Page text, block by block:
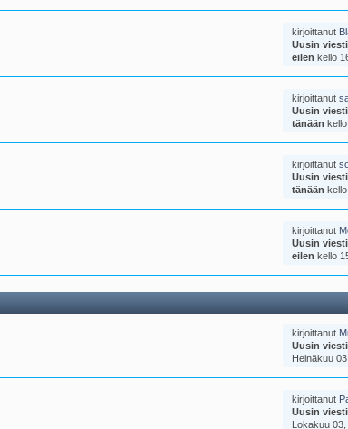
kirjoittanut
Uusin viesti
eilen kello
kirjoittanut
Uusin viesti
tänään
kirjoittanut
Uusin viesti
tänään
kirjoittanut
Uusin viesti
eilen kello
kirjoittanut
Uusin viesti
Heinäkuu
kirjoittanut
Uusin viesti
Lokakuu